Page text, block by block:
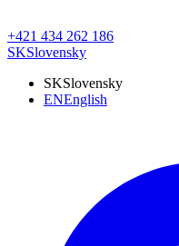
+421 434 262 186
SKSlovensky
SKSlovensky
ENEnglish